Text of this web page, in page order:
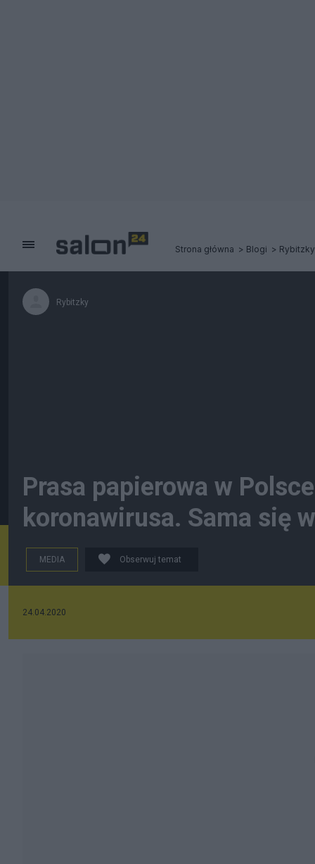
Strona główna Blogi Rybitzky
Rybitzky
Prasa papierowa w
koronawirusa. Sama się
MEDIA Obserwuj temat
24.04.2020